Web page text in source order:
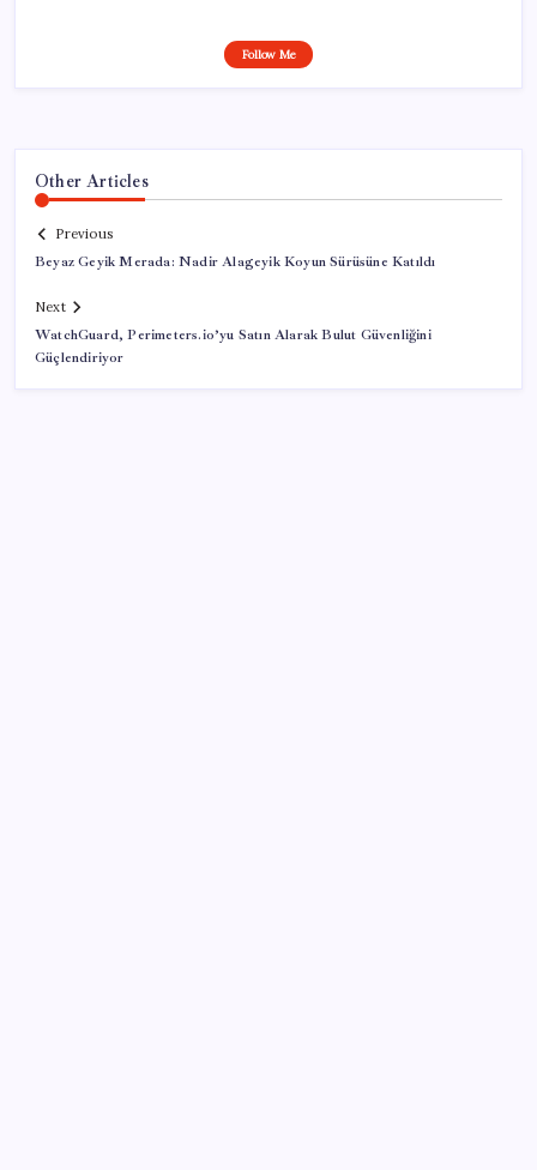
Follow Me
Other Articles
Previous
Beyaz Geyik Merada: Nadir Alageyik Koyun Sürüsüne Katıldı
Next
WatchGuard, Perimeters.io’yu Satın Alarak Bulut Güvenliğini
Güçlendiriyor